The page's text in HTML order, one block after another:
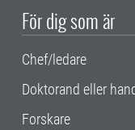
För dig som är
Chef/ledare
Doktorand eller
Forskare